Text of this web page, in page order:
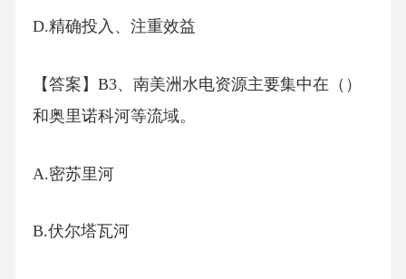
D.精确投入、注重效益
【答案】B3、南美洲水电资源主要集中在（）
和奥里诺科河等流域。
A.密苏里河
B.伏尔塔瓦河